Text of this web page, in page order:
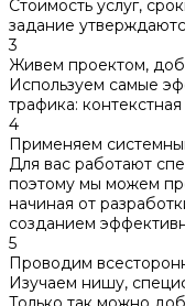
Стоимость услуг,
задание
3
Живем проектом,
Используем самые
трафика:
4
Применяем
Для вас работают
поэтому мы можем
начиная от
созданием
5
Проводим
Изучаем нишу,